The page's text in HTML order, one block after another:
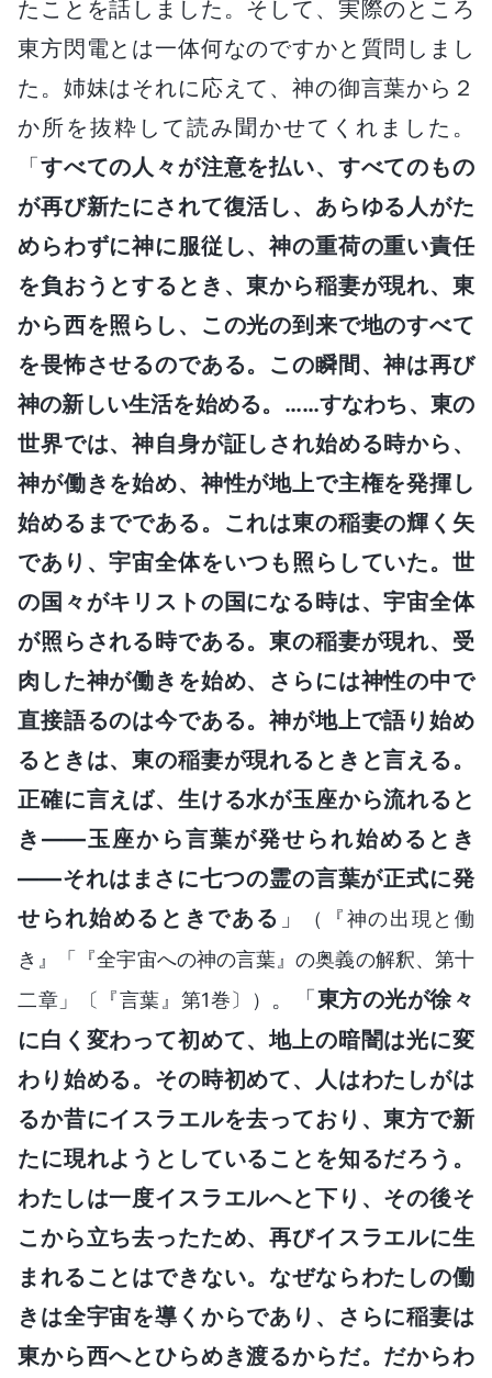
たことを話しました。そして、実際のところ
東方閃電とは一体何なのですかと質問しまし
た。姉妹はそれに応えて、神の御言葉から２
か所を抜粋して読み聞かせてくれました。
「すべての人々が注意を払い、すべてのもの
が再び新たにされて復活し、あらゆる人がた
めらわずに神に服従し、神の重荷の重い責任
を負おうとするとき、東から稲妻が現れ、東
から西を照らし、この光の到来で地のすべて
を畏怖させるのである。この瞬間、神は再び
神の新しい生活を始める。……すなわち、東の
世界では、神自身が証しされ始める時から、
神が働きを始め、神性が地上で主権を発揮し
始めるまでである。これは東の稲妻の輝く矢
であり、宇宙全体をいつも照らしていた。世
の国々がキリストの国になる時は、宇宙全体
が照らされる時である。東の稲妻が現れ、受
肉した神が働きを始め、さらには神性の中で
直接語るのは今である。神が地上で語り始め
るときは、東の稲妻が現れるときと言える。
正確に言えば、生ける水が玉座から流れると
き――玉座から言葉が発せられ始めるとき
――それはまさに七つの霊の言葉が正式に発
せられ始めるときである 」
（『神の出現と働
き』「『全宇宙への神の言葉』の奥義の解釈、第十
二章」〔『言葉』第1巻〕） 。「東方の光が徐々
に白く変わって初めて、地上の暗闇は光に変
わり始める。その時初めて、人はわたしがは
るか昔にイスラエルを去っており、東方で新
たに現れようとしていることを知るだろう。
わたしは一度イスラエルへと下り、その後そ
こから立ち去ったため、再びイスラエルに生
まれることはできない。なぜならわたしの働
きは全宇宙を導くからであり、さらに稲妻は
東から西へとひらめき渡るからだ。だからわ